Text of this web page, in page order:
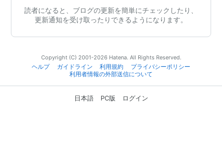
読者になると、ブログの更新を簡単にチェックしたり、
更新通知を受け取ったりできるようになります。
Copyright (C) 2001-2026 Hatena. All Rights Reserved.
ヘルプ
ガイドライン 利用規約
プライバシーポリシー
利用者情報の外部送信について
日本語 PC版 ログイン